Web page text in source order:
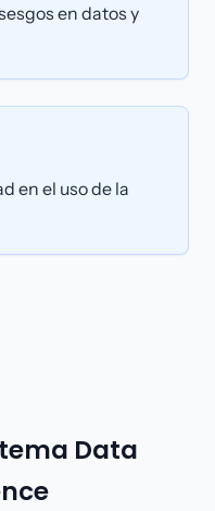
en datos y
en el uso de la
Data